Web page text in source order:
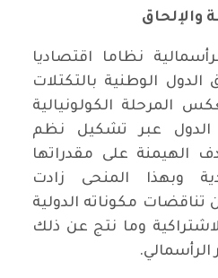
والإلحاق
نظاما اقتصاديا
الوطنية بالتكتلات
المرحلة الكولونيالية
الدول عبر تشكيل نظم
الهيمنة على مقدراتها
وبهذا المنحى زادت
تناقضات مكوناته الدولية
وما نتج عن ذلك
الرأسمالي.